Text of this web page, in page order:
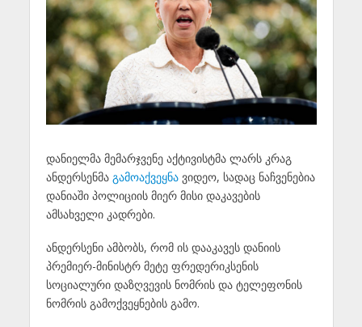
დანიელმა მემარჯვენე აქტივისტმა ლარს კრაგ
ანდერსენმა გამოაქვეყნა ვიდეო, სადაც ნაჩვენებია
დანიაში პოლიციის მიერ მისი დაკავების
ამსახველი კადრები.
ანდერსენი ამბობს, რომ ის დააკავეს დანიის
პრემიერ-მინისტრ მეტე ფრედერიკსენის
სოციალური დაზღვევის ნომრის და ტელეფონის
ნომრის გამოქვეყნების გამო.